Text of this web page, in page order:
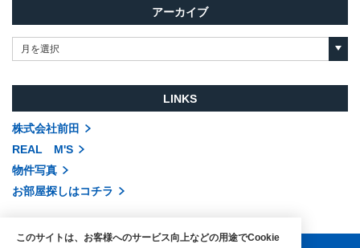
アーカイブ
月を選択
LINKS
株式会社前田
REAL M'S
物件写真
お部屋探しはコチラ
このサイトは、お客様へのサービス向上などの用途でCookie